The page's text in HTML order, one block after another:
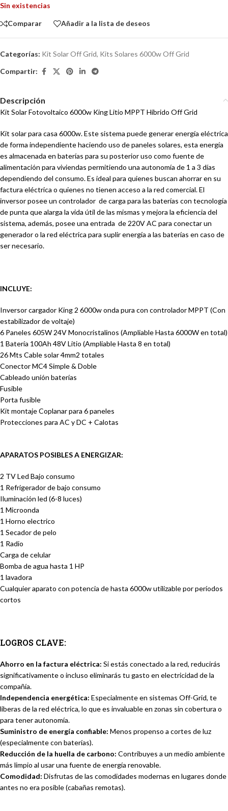
Sin existencias
Comparar Añadir a la lista de deseos
Categorías: Kit Solar Off Grid, Kits Solares 6000w Off Grid
Compartir:
Descripción
Kit Solar Fotovoltaico 6000w King Litio MPPT Híbrido Off Grid
Kit solar para casa 6000w. Este sistema puede generar energía eléctrica
de forma independiente haciendo uso de paneles solares, esta energía
es almacenada en baterías para su posterior uso como fuente de
alimentación para viviendas permitiendo una autonomía de 1 a 3 días
dependiendo del consumo. Es ideal para quienes buscan ahorrar en su
factura eléctrica o quienes no tienen acceso a la red comercial. El
inversor posee un controlador de carga para las baterías con tecnología
de punta que alarga la vida útil de las mismas y mejora la eficiencia del
sistema, además, posee una entrada de 220V AC para conectar un
generador o la red eléctrica para suplir energía a las baterías en caso de
ser necesario.
INCLUYE:
Inversor cargador King 2 6000w onda pura con controlador MPPT (Con
estabilizador de voltaje)
6 Paneles 605W 24V Monocristalinos (Ampliable Hasta 6000W en total)
1 Batería 100Ah 48V Litio (Ampliable Hasta 8 en total)
26 Mts Cable solar 4mm2 totales
Conector MC4 Simple & Doble
Cableado unión baterías
Fusible
Porta fusible
Kit montaje Coplanar para 6 paneles
Protecciones para AC y DC + Calotas
APARATOS POSIBLES A ENERGIZAR:
2 TV Led Bajo consumo
1 Refrigerador de bajo consumo
Iluminación led (6-8 luces)
1 Microonda
1 Horno electrico
1 Secador de pelo
1 Radio
Carga de celular
Bomba de agua hasta 1 HP
1 lavadora
Cualquier aparato con potencia de hasta 6000w utilizable por períodos
cortos
LOGROS CLAVE:
Ahorro en la factura eléctrica: Si estás conectado a la red, reducirás
significativamente o incluso eliminarás tu gasto en electricidad de la
compañía.
Independencia energética: Especialmente en sistemas Off-Grid, te
liberas de la red eléctrica, lo que es invaluable en zonas sin cobertura o
para tener autonomía.
Suministro de energía confiable: Menos propenso a cortes de luz
(especialmente con baterías).
Reducción de la huella de carbono: Contribuyes a un medio ambiente
más limpio al usar una fuente de energía renovable.
Comodidad: Disfrutas de las comodidades modernas en lugares donde
antes no era posible (cabañas remotas).